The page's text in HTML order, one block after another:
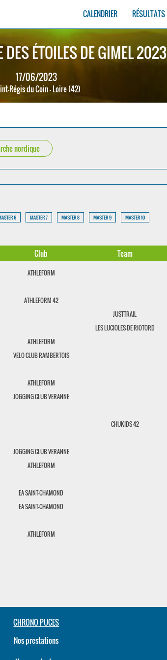
CALENDRIER RÉSULTATS
DES ÉTOILES DE GIMEL 2023
17/06/2023
Régis du Coin - Loire (42)
nordique
6 MASTER 7 MASTER 8 MASTER 9 MASTER 10
Club Team
ATHLEFORM
ATHLEFORM 42
JUSTTRAIL
LES LUCIOLES DE RIOTORD
ATHLEFORM
VELO CLUB RAMBERTOIS
ATHLEFORM
JOGGING CLUB VERANNE
CHUKIDS 42
JOGGING CLUB VERANNE
ATHLEFORM
EA SAINT-CHAMOND
EA SAINT-CHAMOND
ATHLEFORM
CHRONO PUCES
Nos prestations